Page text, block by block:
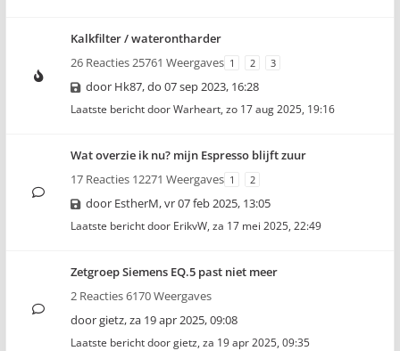
Kalkfilter / waterontharder
26 Reacties 25761 Weergaves 1 2 3
door Hk87,do 07 sep 2023, 16:28
Laatste bericht doorWarheart, zo 17 aug 2025, 19:16
Wat overzie ik nu? mijn Espresso blijft zuur
17 Reacties 12271 Weergaves 1 2
door EstherM,vr 07 feb 2025, 13:05
Laatste bericht door ErikvW, za 17 mei 2025, 22:49
Zetgroep Siemens EQ.5 past niet meer
2 Reacties 6170 Weergaves
doorgietz,za 19 apr 2025, 09:08
Laatste bericht doorgietz, za 19 apr 2025, 09:35